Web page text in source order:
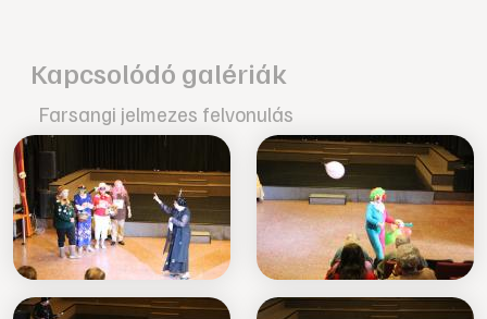
Kapcsolódó galériák
Farsangi jelmezes felvonulás